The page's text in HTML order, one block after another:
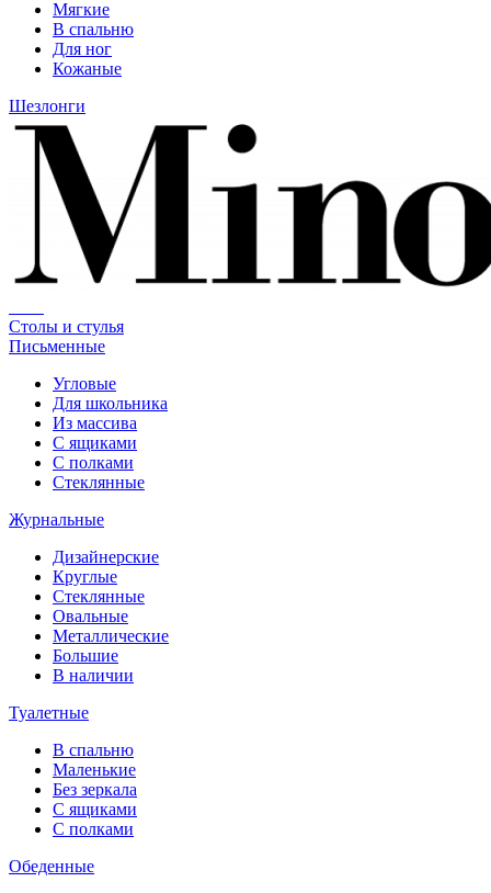
Мягкие
В спальню
Для ног
Кожаные
Шезлонги
Столы и стулья
Письменные
Угловые
Для школьника
Из массива
С ящиками
С полками
Стеклянные
Журнальные
Дизайнерские
Круглые
Стеклянные
Овальные
Металлические
Большие
В наличии
Туалетные
В спальню
Маленькие
Без зеркала
С ящиками
С полками
Обеденные